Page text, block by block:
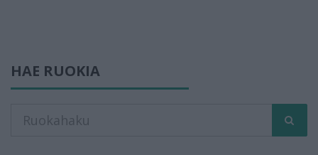
HAE RUOKIA